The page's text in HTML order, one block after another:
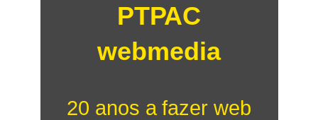
PTPAC
webmedia
20 anos a fazer web